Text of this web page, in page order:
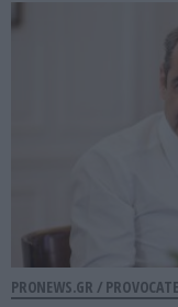
PRONEWS.GR /